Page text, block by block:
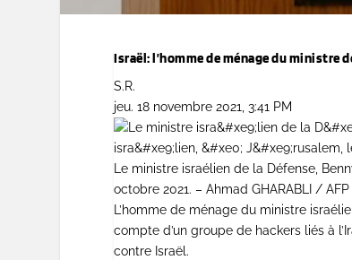
Israël: l’homme de ménage du ministre
S.R.
jeu. 18 novembre 2021, 3:41 PM
Le ministre israélien de la Défense,
octobre 2021. – Ahmad GHARABLI / AFP
L’homme de ménage du ministre
compte d’un groupe de hackers liés à
contre Israël.